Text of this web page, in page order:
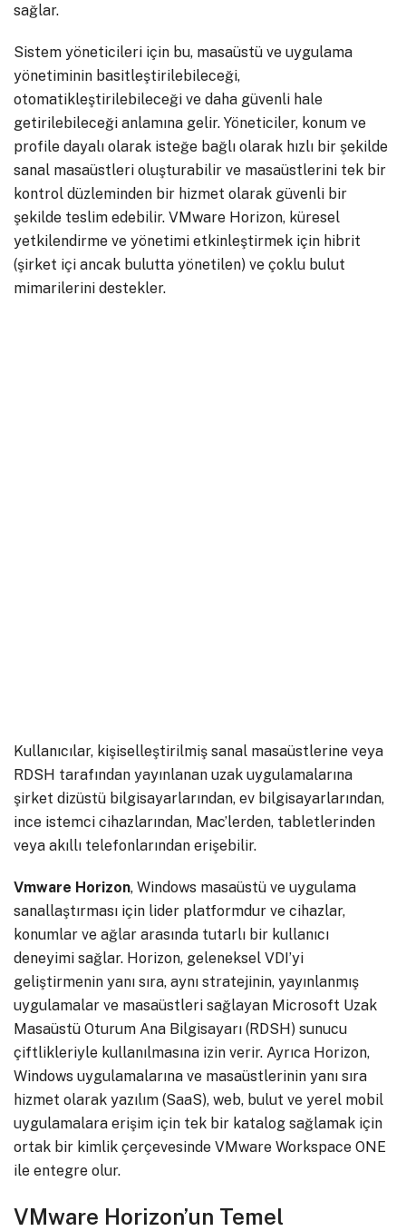
sağlar.
Sistem yöneticileri için bu, masaüstü ve uygulama
yönetiminin basitleştirilebileceği,
otomatikleştirilebileceği ve daha güvenli hale
getirilebileceği anlamına gelir. Yöneticiler, konum ve
profile dayalı olarak isteğe bağlı olarak hızlı bir şekilde
sanal masaüstleri oluşturabilir ve masaüstlerini tek bir
kontrol düzleminden bir hizmet olarak güvenli bir
şekilde teslim edebilir. VMware Horizon, küresel
yetkilendirme ve yönetimi etkinleştirmek için hibrit
(şirket içi ancak bulutta yönetilen) ve çoklu bulut
mimarilerini destekler.
Kullanıcılar, kişiselleştirilmiş sanal masaüstlerine veya
RDSH tarafından yayınlanan uzak uygulamalarına
şirket dizüstü bilgisayarlarından, ev bilgisayarlarından,
ince istemci cihazlarından, Mac’lerden, tabletlerinden
veya akıllı telefonlarından erişebilir.
Vmware Horizon, Windows masaüstü ve uygulama
sanallaştırması için lider platformdur ve cihazlar,
konumlar ve ağlar arasında tutarlı bir kullanıcı
deneyimi sağlar. Horizon, geleneksel VDI’yi
geliştirmenin yanı sıra, aynı stratejinin, yayınlanmış
uygulamalar ve masaüstleri sağlayan Microsoft Uzak
Masaüstü Oturum Ana Bilgisayarı (RDSH) sunucu
çiftlikleriyle kullanılmasına izin verir. Ayrıca Horizon,
Windows uygulamalarına ve masaüstlerinin yanı sıra
hizmet olarak yazılım (SaaS), web, bulut ve yerel mobil
uygulamalara erişim için tek bir katalog sağlamak için
ortak bir kimlik çerçevesinde VMware Workspace ONE
ile entegre olur.
VMware Horizon’un Temel